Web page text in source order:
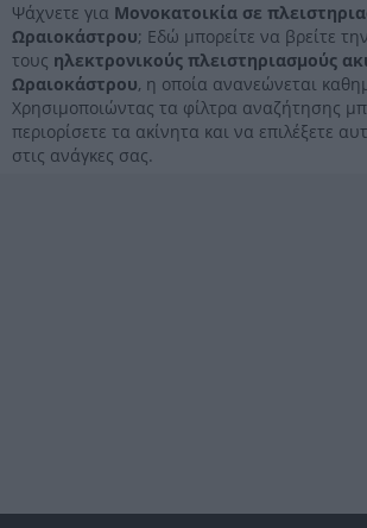
Ψάχνετε για Μονοκατοικία σε
Ωραιοκάστρου; Εδώ μπορείτε να βρείτε
τους ηλεκτρονικούς πλειστηριασμούς
Ωραιοκάστρου, η οποία ανανεώνεται
Χρησιμοποιώντας τα φίλτρα αναζήτησης
περιορίσετε τα ακίνητα και να επιλέξετε
στις ανάγκες σας.